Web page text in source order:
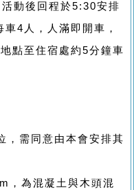
動後回程於5:30安排
4人，人滿即開車，
點至住宿處約5分鐘車
，需同意由本會安排其
，為混凝土與木頭混